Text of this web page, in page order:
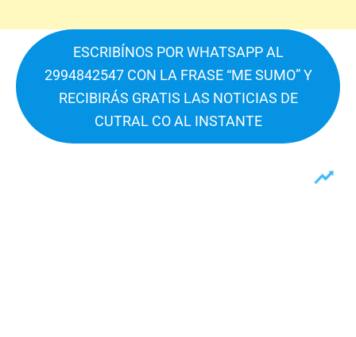
ESCRIBÍNOS POR WHATSAPP AL
2994842547 CON LA FRASE “ME SUMO” Y
RECIBIRÁS GRATIS LAS NOTICIAS DE
CUTRAL CO AL INSTANTE